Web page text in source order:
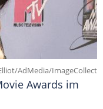
AdMedia/ImageCollect
Awards im